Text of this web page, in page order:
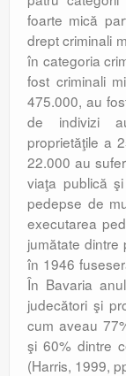
foarte mică
drept criminali
în categoria
fost criminali
475.000, au
de indivizi
proprietăţile a
22.000 au
viaţa publică
pedepse de
executarea
jumătate dintre
în 1946
În Bavaria
judecători şi
cum aveau
şi 60% dintre
(Harris, 1999,